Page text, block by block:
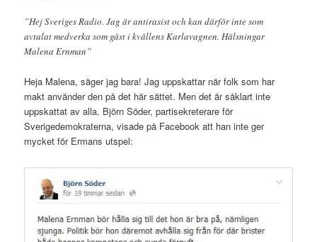
”Hej Sveriges Radio. Jag är antirasist och kan därför inte som
avtalat medverka som gäst i kvällens Karlavagnen. Hälsningar
Malena Ernman”
Heja Malena, säger jag bara! Jag uppskattar när folk som har
makt använder den på det här sättet. Men det är såklart inte
uppskattat av alla. Björn Söder, partisekreterare för
Sverigedemokraterna, visade på Facebook att han inte ger
mycket för Ermans utspel: